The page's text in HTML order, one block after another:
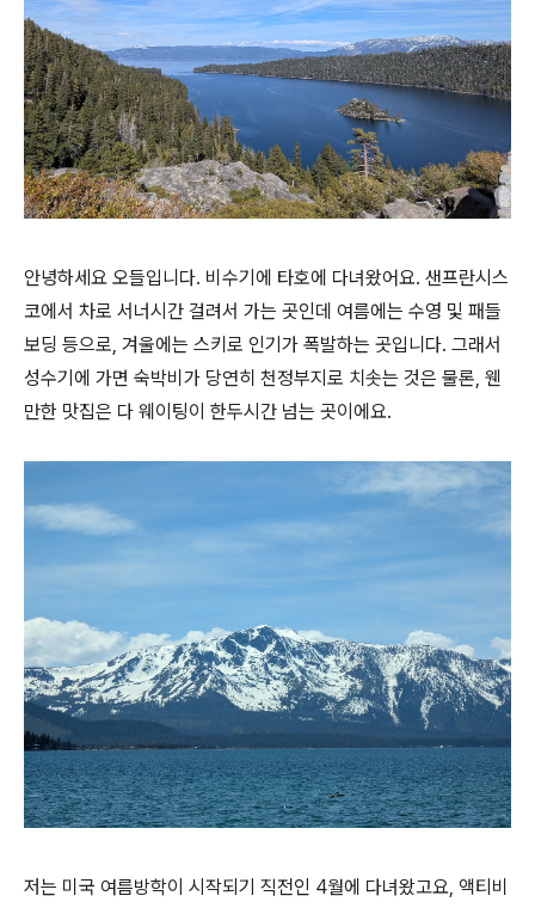
안녕하세요 오들입니다. 비수기에 타호에 다녀왔어요. 샌프란시스
코에서 차로 서너시간 걸려서 가는 곳인데 여름에는 수영 및 패들
보딩 등으로, 겨울에는 스키로 인기가 폭발하는 곳입니다. 그래서
성수기에 가면 숙박비가 당연히 천정부지로 치솟는 것은 물론, 웬
만한 맛집은 다 웨이팅이 한두시간 넘는 곳이에요.
저는 미국 여름방학이 시작되기 직전인 4월에 다녀왔고요, 액티비